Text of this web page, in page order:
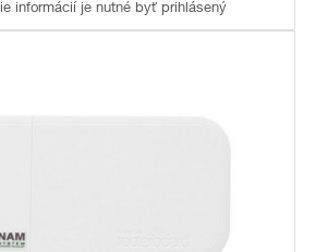
informácií je nutné byť prihlásený